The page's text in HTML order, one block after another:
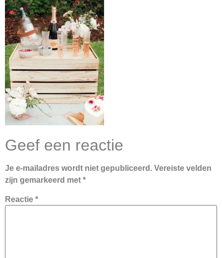
Geef een reactie
Je e-mailadres wordt niet gepubliceerd. Vereiste velden
zijn gemarkeerd met *
Reactie *